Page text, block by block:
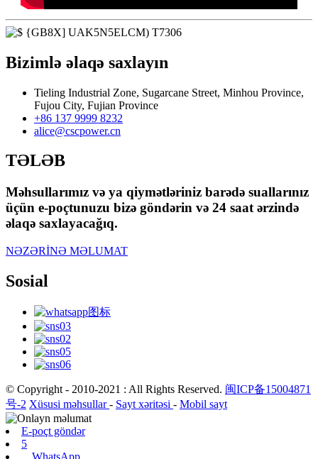
Bizimlə əlaqə saxlayın
Tieling Industrial Zone, Sugarcane Street, Minhou Province,
Fujou City, Fujian Province
+86 137 9999 8232
alice@cscpower.cn
TƏLƏB
Məhsullarımız və ya qiymətləriniz barədə suallarınız
üçün e-poçtunuzu bizə göndərin və 24 saat ərzində
əlaqə saxlayacağıq.
NƏZƏRİNƏ MƏLUMAT
Sosial
© Copyright - 2010-2021 : All Rights Reserved. 闽ICP备15004871
号-2 Xüsusi məhsullar- Sayt xəritəsi - Mobil sayt
E-poçt göndər
5
WhatsApp